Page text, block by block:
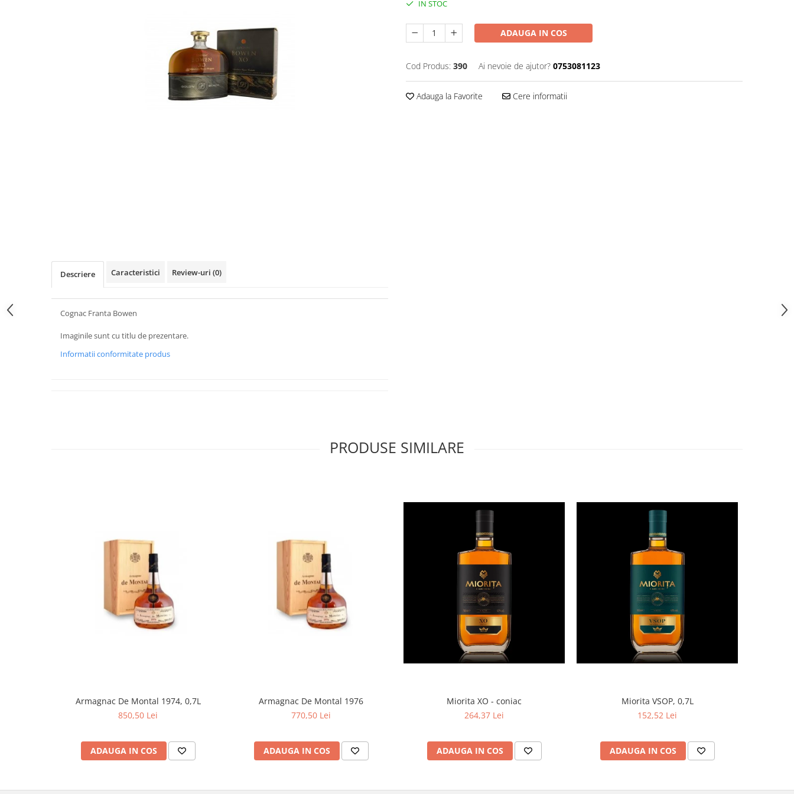
IN STOC
ADAUGA IN COS
Cod Produs: 390 Ai nevoie de ajutor? 0753081123
Adauga la Favorite Cere informatii
Descriere Caracteristici Review-uri (0)
Cognac Franta Bowen
Imaginile sunt cu titlu de prezentare.
Informatii conformitate produs
PRODUSE SIMILARE
Armagnac De Montal 1974, 0,7L
850,50 Lei
ADAUGA IN COS
Armagnac De Montal 1976
770,50 Lei
ADAUGA IN COS
Miorita XO - coniac
264,37 Lei
ADAUGA IN COS
Miorita VSOP, 0,7L
152,52 Lei
ADAUGA IN COS